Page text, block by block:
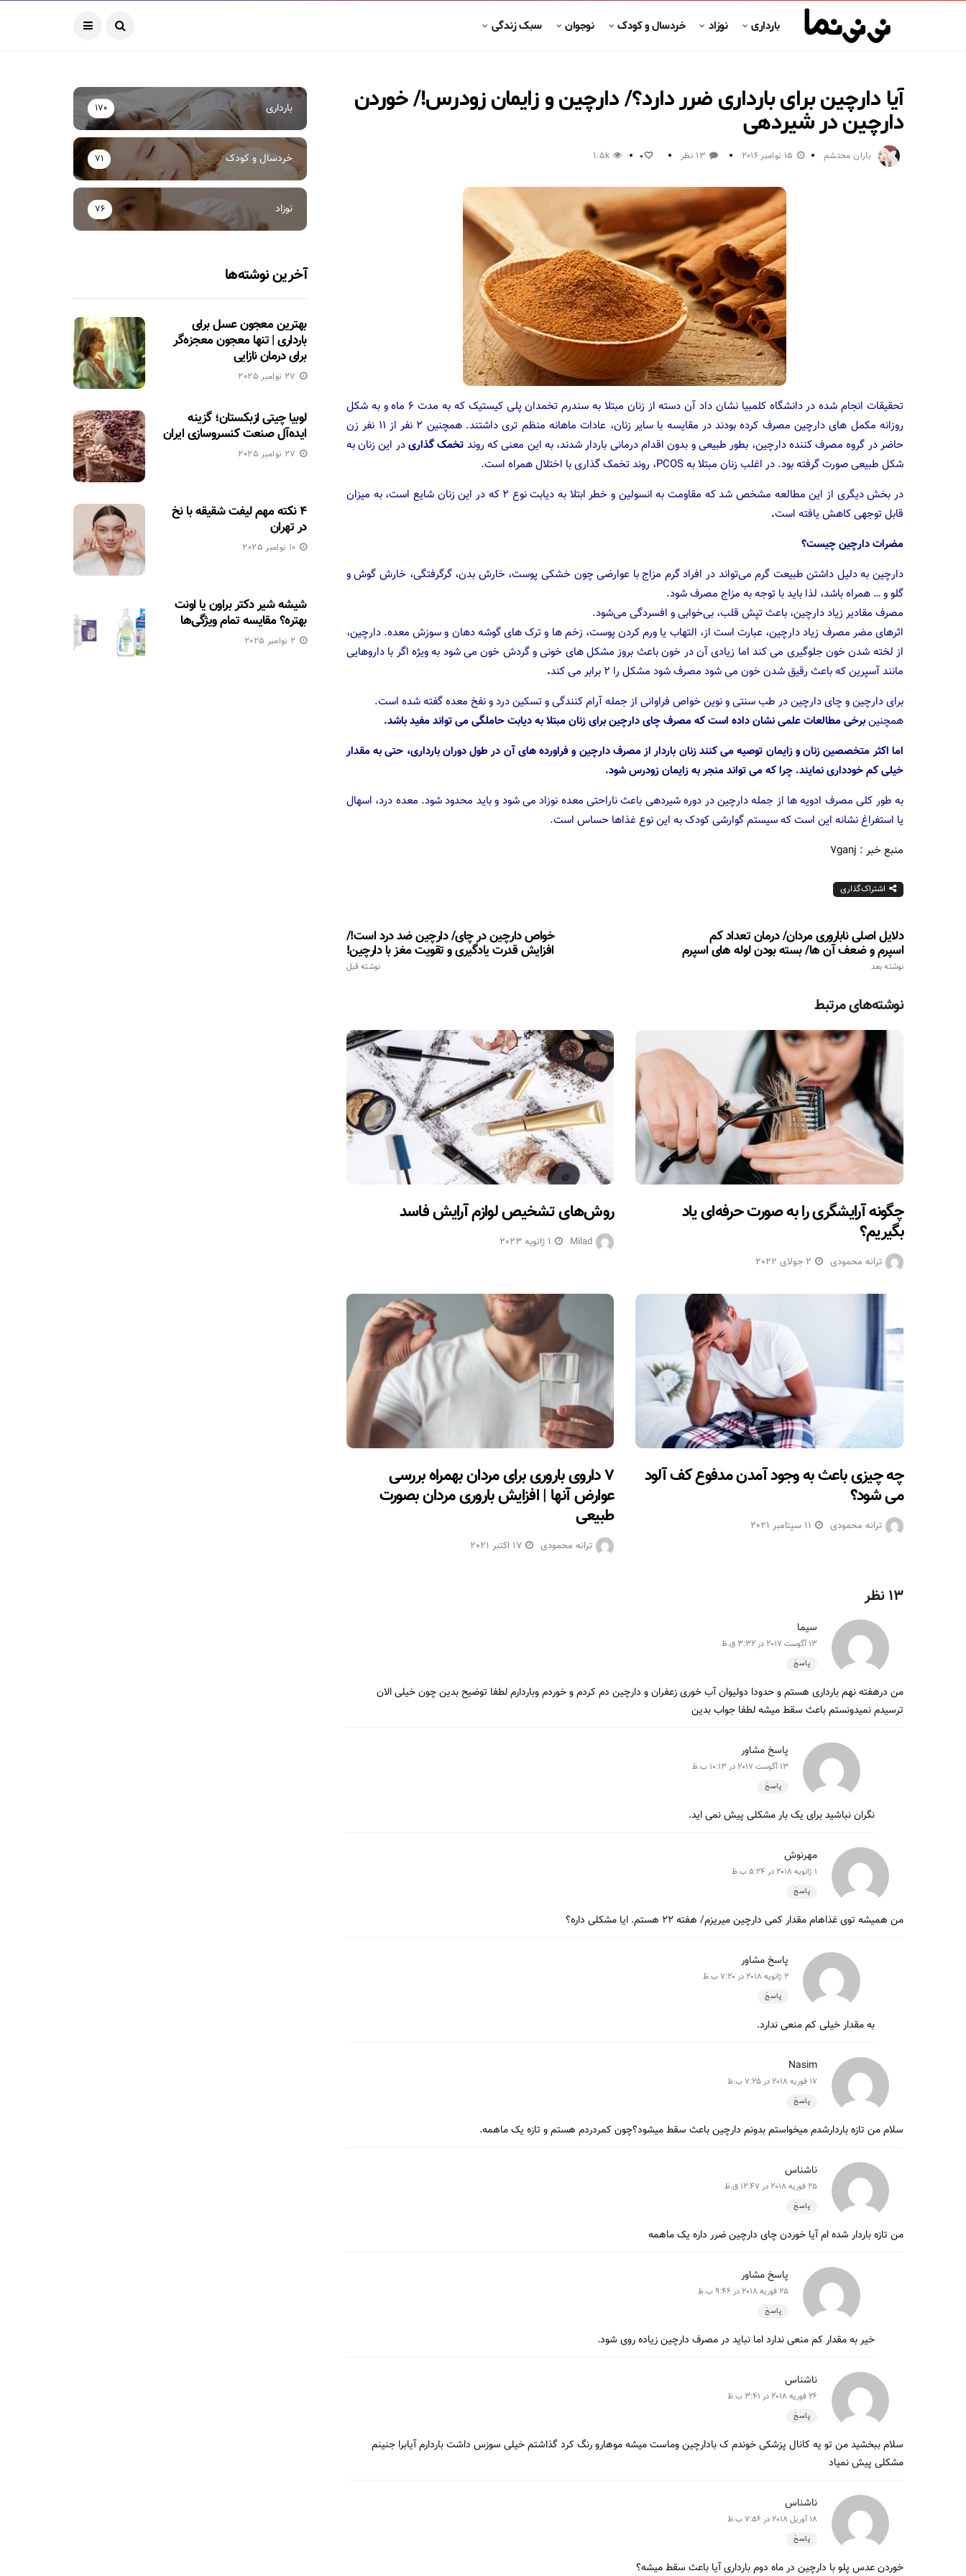
بارداری نوزاد خردسال و کودک نوجوان سبک زندگی
آیا دارچین برای بارداری ضرر دارد؟/ دارچین و زایمان زودرس!/ خوردن
دارچین در شیردهی
باران محتشم 15 نوامبر 2016 13 نظر 0
1.5k
تحقیقات انجام شده در دانشگاه کلمبیا نشان داد آن دسته از زنان مبتلا به سندرم تخمدان پلی کیستیک که به مدت ۶ ماه و به شکل
روزانه مکمل های دارچین مصرف کرده بودند در مقایسه با سایر زنان، عادات ماهانه منظم تری داشتند. همچنین ۲ نفر از ۱۱ نفر زن
حاضر در گروه مصرف کننده دارچین، بطور طبیعی و بدون اقدام درمانی باردار شدند، به این معنی که روند تخمک گذاریدر این زنان به
شکل طبیعی صورت گرفته بود. در اغلب زنان مبتلا به PCOS، روند تخمک گذاری با اختلال همراه است.
در بخش دیگری از این مطالعه مشخص شد که مقاومت به انسولین و خطر ابتلا به دیابت نوع ۲ که در این زنان شایع است، به میزان
قابل توجهی کاهش یافته است.
مضرات دارچین چیست؟
دارچین به دلیل داشتن طبیعت گرم می‌تواند در افراد گرم مزاج با عوارضی چون خشکی پوست، خارش بدن، گرگرفتگی، خارش گوش و
گلو و … همراه باشد، لذا باید با توجه به مزاج مصرف شود.
مصرف مقادیر زیاد دارچین،‌ باعث تپش قلب،‌ بی‌خوابی و افسردگی می‌شود.
اثرهای مضر مصرف زیاد دارچین، عبارت است از، التهاب یا ورم کردن پوست، زخم ها و ترک های گوشه دهان و سوزش معده. دارچین،
از لخته شدن خون جلوگیری می کند اما زیادی آن در خون باعث بروز مشکل های خونی و گردش خون می شود به ویژه اگر با داروهایی
مانند آسپرین که باعث رقیق شدن خون می شود مصرف شود مشکل را ۲ برابر می کند
.
برای دارچین و چای دارچین در طب سنتی و نوین خواص فراوانی از جمله آرام کنندگی و تسکین درد و نفخ معده گفته شده است.
همچنینبرخی مطالعات علمی نشان داده است که مصرف چای دارچین برای زنان مبتلا به دیابت حاملگی می تواند مفید باشد.
اما اکثر متخصصین زنان و زایمان توصیه می کنند زنان باردار از مصرف دارچین و فراورده های آن در طول دوران بارداری، حتی به مقدار
خیلی کم خودداری نمایند. چرا که می تواند منجر به زایمان زودرس شود.
به طور کلی مصرف ادویه ها از جمله دارچین در دوره شیردهی باعث ناراحتی معده نوزاد می شود و باید محدود شود. معده درد، اسهال
یا استفراغ نشانه این است که سیستم گوارشی کودک به این نوع غذاها حساس است.
منبع خبر : ۷ganj
اشتراک‌گذاری
خواص دارچین در چای/ دارچین ضد درد است!/
افزایش قدرت یادگیری و تقویت مغز با دارچین!
نوشته قبل
دلایل اصلی ناباروری مردان/ درمان تعداد کم
اسپرم و ضعف آن ها/ بسته بودن لوله های اسپرم
نوشته بعد
نوشته‌های مرتبط
روش‌های تشخیص لوازم آرایش فاسد
Milad 1 ژانویه 2023
چگونه آرایشگری را به صورت حرفه‌ای یاد
بگیریم؟
ترانه محمودی 2 جولای 2022
۷ داروی باروری برای مردان بهمراه بررسی
عوارض آنها | افزایش باروری مردان بصورت
طبیعی
ترانه محمودی 17 اکتبر 2021
چه چیزی باعث به وجود آمدن مدفوع کف آلود
می شود؟
ترانه محمودی 11 سپتامبر 2021
13 نظر
سیما
13 آگوست 2017 در 3:32 ق.ظ
پاسخ
من درهفته نهم بارداری هستم و حدودا دولیوان آب خوری زعفران و دارچین دم کردم و خوردم وباردارم لطفا توضیح بدین چون خیلی الان
ترسیدم نمیدونستم باعث سقط میشه لطفا جواب بدین
پاسخ مشاور
13 آگوست 2017 در 10:13 ب.ظ
پاسخ
نگران نباشید برای یک بار مشکلی پیش نمی اید.
مهرنوش
1 ژانویه 2018 در 5:24 ب.ظ
پاسخ
من همیشه توی غذاهام مقدار کمی دارچین میریزم/ هفته ۲۲ هستم. ایا مشکلی داره؟
پاسخ مشاور
2 ژانویه 2018 در 7:20 ب.ظ
پاسخ
به مقدار خیلی کم منعی ندارد.
Nasim
17 فوریه 2018 در 7:25 ب.ظ
پاسخ
سلام من تازه باردارشدم میخواستم بدونم دارچین باعث سقط میشود؟چون کمردردم هستم و تازه یک ماهمه.
ناشناس
25 فوریه 2018 در 12:47 ق.ظ
پاسخ
من تازه باردار شده ام آیا خوردن چای دارچین ضرر داره یک ماهمه
پاسخ مشاور
25 فوریه 2018 در 9:46 ب.ظ
پاسخ
خیر به مقدار کم منعی ندارد اما نباید در مصرف دارچین زیاده روی شود.
ناشناس
26 فوریه 2018 در 3:41 ب.ظ
پاسخ
سلام ببخشید من تو یه کانال پزشکی خوندم ک بادارچین وماست میشه موهارو رنگ کرد گذاشتم خیلی سوزس داشت باردارم آیابرا جنینم
مشکلی پیش نمیاد
ناشناس
18 آوریل 2018 در 7:56 ب.ظ
پاسخ
خوردن عدس پلو با دارچین در ماه دوم بارداری آیا باعث سقط میشه؟
بارداری 170
خردسال و کودک 71
نوزاد 76
آخرین نوشته‌ها
بهترین معجون عسل برای
بارداری | تنها معجون معجزه‌گر
برای درمان نازایی
27 نوامبر 2025
لوبیا چیتی ازبکستان؛ گزینه
ایده‌آل صنعت کنسروسازی ایران
27 نوامبر 2025
۴ نکته مهم لیفت شقیقه با نخ
در تهران
10 نوامبر 2025
شیشه شیر دکتر براون یا اونت
بهتره؟ مقایسه تمام ویژگی‌ها
2 نوامبر 2025